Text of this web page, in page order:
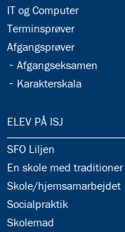
33.8:
IT og Computer
33.9:
Terminsprøver
33.10:
Afgangsprøver
33.11:
Afgangseksamen
33.13:
Karakterskala
34.0:
ELEV PÅ ISJ
34.1:
SFO Liljen
34.2:
En skole med traditioner
34.3:
Skole/hjemsamarbejdet
34.4:
Socialpraktik
34.5:
Skolemad